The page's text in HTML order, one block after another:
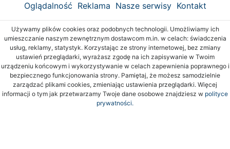
Oglądalność Reklama Nasze serwisy Kontakt
Używamy plików cookies oraz podobnych technologii. Umożliwiamy ich
umieszczanie naszym zewnętrznym dostawcom m.in. w celach: świadczenia
usług, reklamy, statystyk. Korzystając ze strony internetowej, bez zmiany
ustawień przeglądarki, wyrażasz zgodę na ich zapisywanie w Twoim
urządzeniu końcowym i wykorzystywanie w celach zapewnienia poprawnego i
bezpiecznego funkcjonowania strony. Pamiętaj, że możesz samodzielnie
zarządzać plikami cookies, zmieniając ustawienia przeglądarki. Więcej
informacji o tym jak przetwarzamy Twoje dane osobowe znajdziesz w polityce
prywatności.